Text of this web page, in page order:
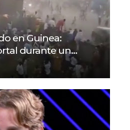
en Guinea:
durante un